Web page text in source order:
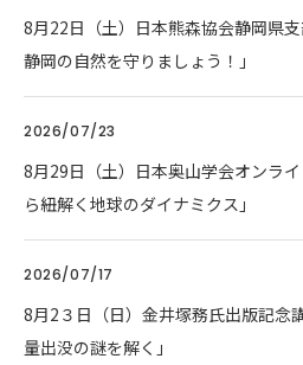
8月22日（土）日本熊森協会静岡県
静岡の自然を守りましょう！」
2026/07/23
8月29日（土）日本奥山学会オンラ
ら紐解く地球のダイナミクス」
2026/07/17
8月2３日（日）金井塚務氏出版記念
量出没の謎を解く」